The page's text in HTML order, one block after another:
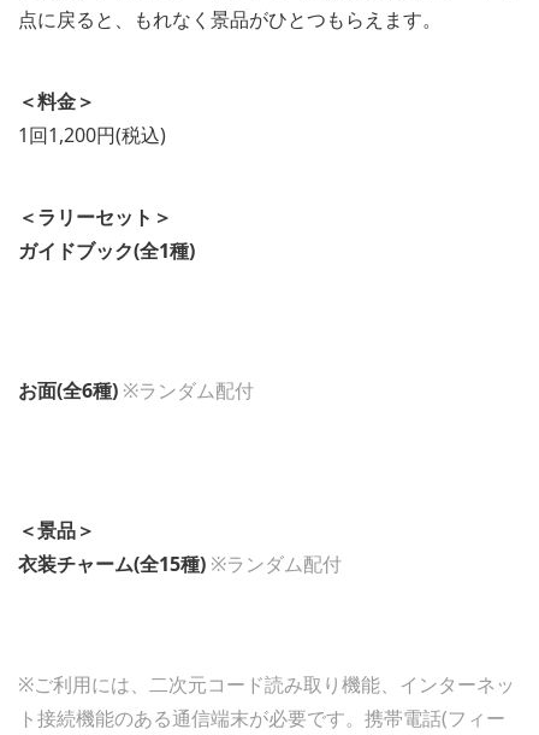
点に戻ると、もれなく景品がひとつもらえます。
＜料金＞
1回1,200円(税込)
＜ラリーセット＞
ガイドブック(全1種)
お面(全6種) ※ランダム配付
＜景品＞
衣装チャーム(全15種) ※ランダム配付
※ご利用には、二次元コード読み取り機能、インターネッ
ト接続機能のある通信端末が必要です。携帯電話(フィー